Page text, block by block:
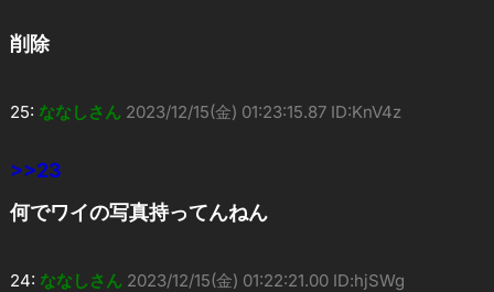
削除
25: ななしさん 2023/12/15(金) 01:23:15.87 ID:KnV4z
>>23
何でワイの写真持ってんねん
24: ななしさん 2023/12/15(金) 01:22:21.00 ID:hjSWg